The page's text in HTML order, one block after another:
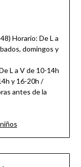
Horario: De L a
domingos y
L a V de 10-14h
y 16-20h /
antes de la